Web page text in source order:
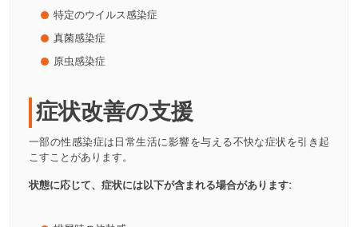
特定のウイルス感染症
真菌感染症
原虫感染症
症状改善の支援
一部の性感染症は日常生活に影響を与える不快な症状を引き起
こすことがあります。
状態に応じて、症状には以下が含まれる場合があります: